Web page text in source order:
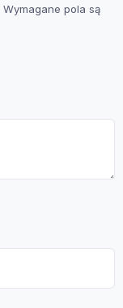
Wymagane pola są